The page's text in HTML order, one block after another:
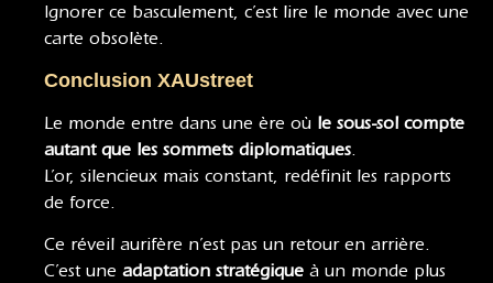
Ignorer ce basculement, c’est lire le monde avec une
carte obsolète.
Conclusion XAUstreet
Le monde entre dans une ère où le sous-sol compte
autant que les sommets diplomatiques.
L’or, silencieux mais constant, redéfinit les rapports
de force.
Ce réveil aurifère n’est pas un retour en arrière.
C’est une adaptation stratégique à un monde plus